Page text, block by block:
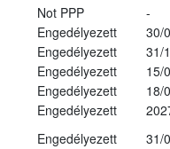
Not PPP
-
Engedélyezett
30/
Engedélyezett
31/
Engedélyezett
15/
Engedélyezett
18/
Engedélyezett
Engedélyezett
31/